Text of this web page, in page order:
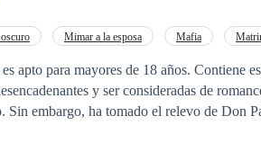
historia, soy la hija de Vicky y Nelson
Mimar a la esposa Mafia
apto para mayores de 18 años. Contiene
y ser consideradas de romance oscuro. Don Antonio se
Sin embargo, ha tomado el relevo de Don